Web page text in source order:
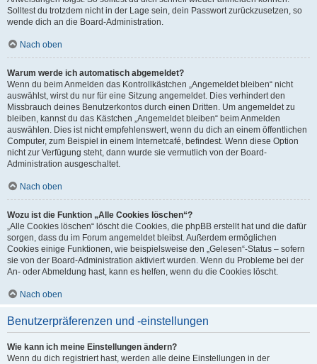
Solltest du trotzdem nicht in der Lage sein, dein Passwort zurückzusetzen, so
wende dich an die Board-Administration.
Nach oben
Warum werde ich automatisch abgemeldet?
Wenn du beim Anmelden das Kontrollkästchen „Angemeldet bleiben“ nicht
auswählst, wirst du nur für eine Sitzung angemeldet. Dies verhindert den
Missbrauch deines Benutzerkontos durch einen Dritten. Um angemeldet zu
bleiben, kannst du das Kästchen „Angemeldet bleiben“ beim Anmelden
auswählen. Dies ist nicht empfehlenswert, wenn du dich an einem öffentlichen
Computer, zum Beispiel in einem Internetcafé, befindest. Wenn diese Option
nicht zur Verfügung steht, dann wurde sie vermutlich von der Board-
Administration ausgeschaltet.
Nach oben
Wozu ist die Funktion „Alle Cookies löschen“?
„Alle Cookies löschen“ löscht die Cookies, die phpBB erstellt hat und die dafür
sorgen, dass du im Forum angemeldet bleibst. Außerdem ermöglichen
Cookies einige Funktionen, wie beispielsweise den „Gelesen“-Status – sofern
sie von der Board-Administration aktiviert wurden. Wenn du Probleme bei der
An- oder Abmeldung hast, kann es helfen, wenn du die Cookies löscht.
Nach oben
Benutzerpräferenzen und -einstellungen
Wie kann ich meine Einstellungen ändern?
Wenn du dich registriert hast, werden alle deine Einstellungen in der